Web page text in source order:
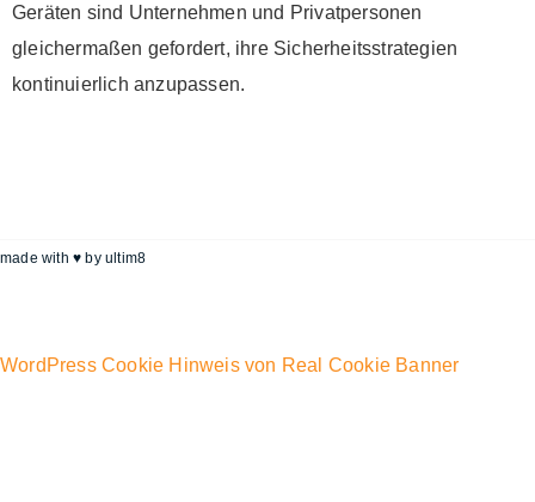
Geräten sind Unternehmen und Privatpersonen
gleichermaßen gefordert, ihre Sicherheitsstrategien
kontinuierlich anzupassen.
made with ♥ by ultim8
WordPress Cookie Hinweis von Real Cookie Banner